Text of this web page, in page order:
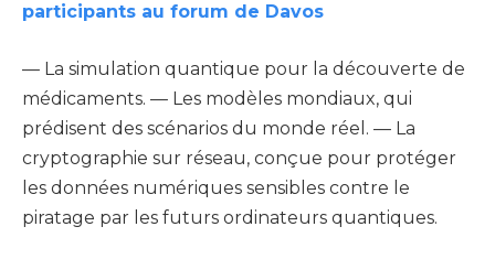
participants au forum de Davos
— La simulation quantique pour la découverte de
médicaments. — Les modèles mondiaux, qui
prédisent des scénarios du monde réel. — La
cryptographie sur réseau, conçue pour protéger
les données numériques sensibles contre le
piratage par les futurs ordinateurs quantiques.